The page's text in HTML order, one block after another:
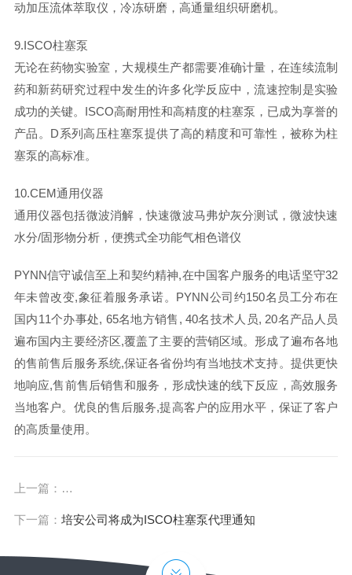
动加压流体萃取仪，冷冻研磨，高通量组织研磨机。
9.ISCO柱塞泵
无论在药物实验室，大规模生产都需要准确计量，在连续流制
药和新药研究过程中发生的许多化学反应中，流速控制是实验
成功的关键。ISCO高耐用性和高精度的柱塞泵，已成为享誉的
产品。D系列高压柱塞泵提供了高的精度和可靠性，被称为柱
塞泵的高标准。
10.CEM通用仪器
通用仪器包括微波消解，快速微波马弗炉灰分测试，微波快速
水分/固形物分析，便携式全功能气相色谱仪
PYNN信守诚信至上和契约精神,在中国客户服务的电话坚守32
年未曾改变,象征着服务承诺。PYNN公司约150名员工分布在
国内11个办事处, 65名地方销售, 40名技术人员, 20名产品人员
遍布国内主要经济区,覆盖了主要的营销区域。形成了遍布各地
的售前售后服务系统,保证各省份均有当地技术支持。提供更快
地响应,售前售后销售和服务，形成快速的线下反应，高效服务
当地客户。优良的售后服务,提高客户的应用水平，保证了客户
的高质量使用。
上一篇：
【CEM研讨会】肽合成的新进展—从筛选，先导物发现
下一篇： 培安公司将成为ISCO柱塞泵代理通知